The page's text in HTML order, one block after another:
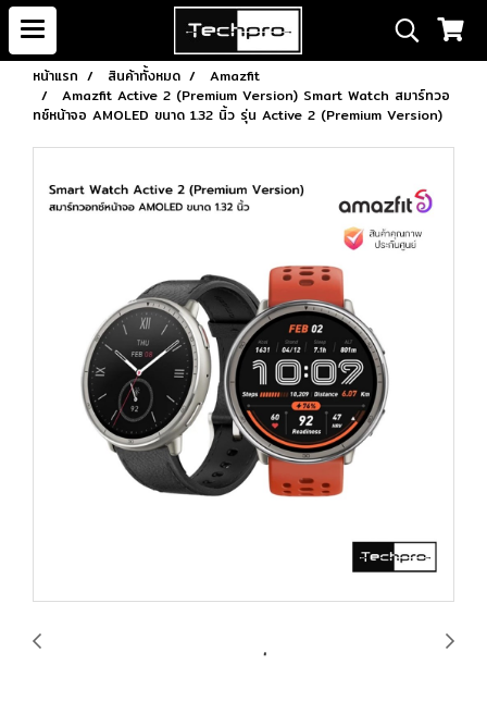
หน้าแรก สินค้าทั้งหมด
Amazfit
Amazfit Active 2 (Premium Version) Smart Watch สมาร์ทวอ
ทช์หน้าจอ AMOLED ขนาด 1.32 นิ้ว รุ่น Active 2 (Premium Version)